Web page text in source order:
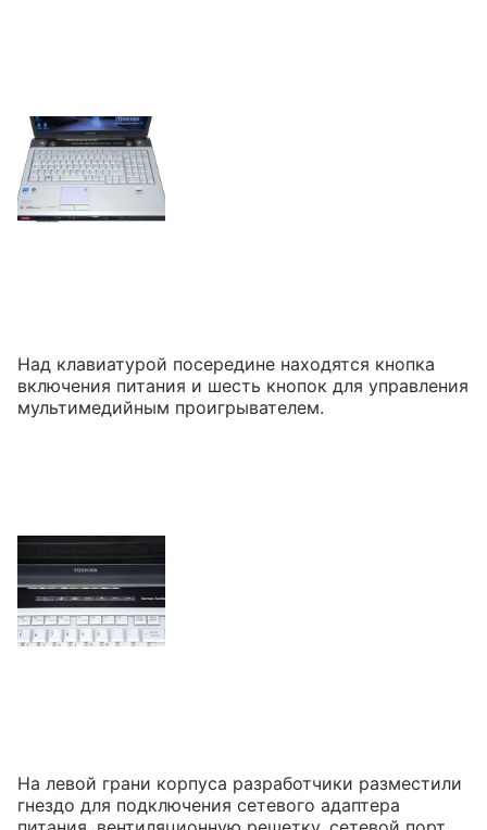
Над клавиатурой посередине находятся кнопка
включения питания и шесть кнопок для управления
мультимедийным проигрывателем.
На левой грани корпуса разработчики разместили
гнездо для подключения сетевого адаптера